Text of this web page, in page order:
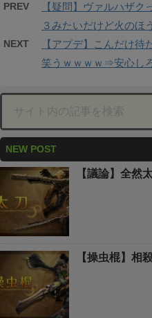
PREV
【疑問】ヴァルハザ
３みたいだけど火のほ
NEXT
【アプデ】こんだけ
笑うｗｗｗｗ⇒安心し
NEW POST
【議論】全然
【操虫棍】相